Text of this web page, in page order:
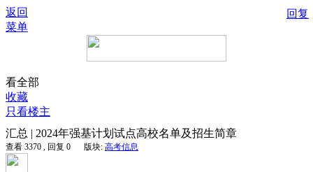
返回
菜单
看全部
收藏
只看楼主
汇总 | 2024年强基计划试点高校名单及招生简章
查看 3370 , 回复 0 版块: 高考信息
回复